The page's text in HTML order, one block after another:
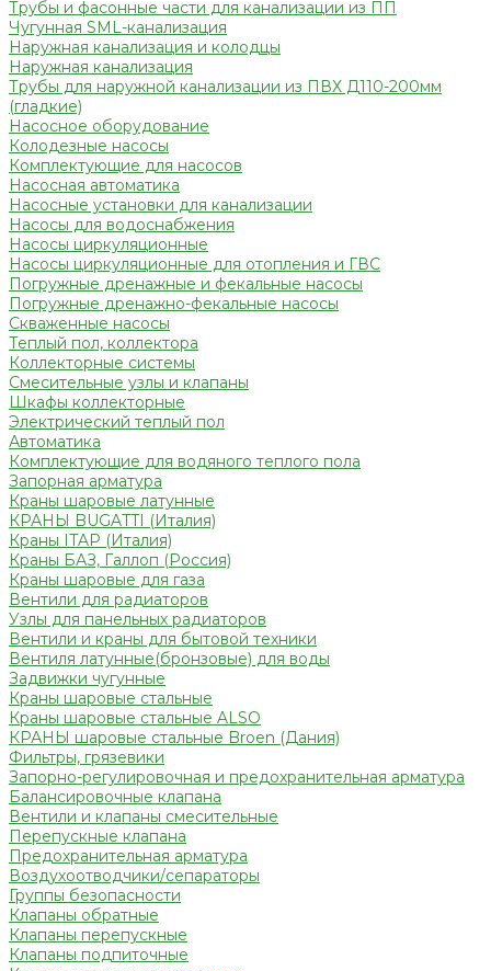
Трубы и фасонные части для канализации из ПП
Чугунная SML-канализация
Наружная канализация и колодцы
Наружная канализация
Трубы для наружной канализации из ПВХ Д110-200мм
(гладкие)
Насосное оборудование
Колодезные насосы
Комплектующие для насосов
Насосная автоматика
Насосные установки для канализации
Насосы для водоснабжения
Насосы циркуляционные
Насосы циркуляционные для отопления и ГВС
Погружные дренажные и фекальные насосы
Погружные дренажно-фекальные насосы
Скваженные насосы
Теплый пол, коллектора
Коллекторные системы
Смесительные узлы и клапаны
Шкафы коллекторные
Электрический теплый пол
Автоматика
Комплектующие для водяного теплого пола
Запорная арматура
Краны шаровые латунные
КРАНЫ BUGATTI (Италия)
Краны ITAP (Италия)
Краны БАЗ, Галлоп (Россия)
Краны шаровые для газа
Вентили для радиаторов
Узлы для панельных радиаторов
Вентили и краны для бытовой техники
Вентиля латунные(бронзовые) для воды
Задвижки чугунные
Краны шаровые стальные
Краны шаровые стальные ALSO
КРАНЫ шаровые стальные Broen (Дания)
Фильтры, грязевики
Запорно-регулировочная и предохранительная арматура
Балансировочные клапана
Вентили и клапаны смесительные
Перепускные клапана
Предохранительная арматура
Воздухоотводчики/сепараторы
Группы безопасности
Клапаны обратные
Клапаны перепускные
Клапаны подпиточные